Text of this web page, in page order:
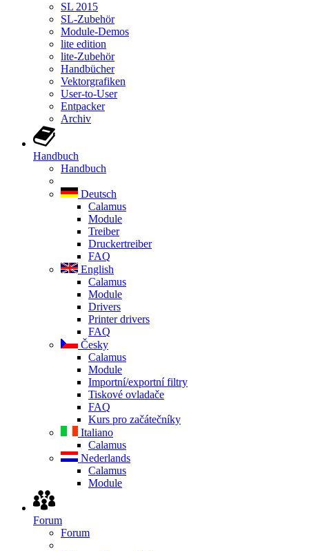
SL 2015
SL-Zubehör
Module-Demos
lite edition
lite-Zubehör
Handbücher
Vektorgrafiken
User-to-User
Entpacker
Archiv
Handbuch
Handbuch
Deutsch
Calamus
Module
Treiber
Druckertreiber
FAQ
English
Calamus
Module
Drivers
Printer drivers
FAQ
Česky
Calamus
Module
Importní/exportní filtry
Tiskové ovladače
FAQ
Kurs pro začátečníky
Italiano
Calamus
Nederlands
Calamus
Module
Forum
Forum